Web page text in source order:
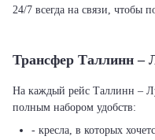
24/7 всегда на связи, чтобы
Трансфер Таллинн –
На каждый рейс Таллинн –
полным набором удобств:
- кресла, в которых